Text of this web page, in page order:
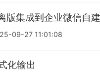
版集成到企业微信自
09-27 11:01:08
化输出